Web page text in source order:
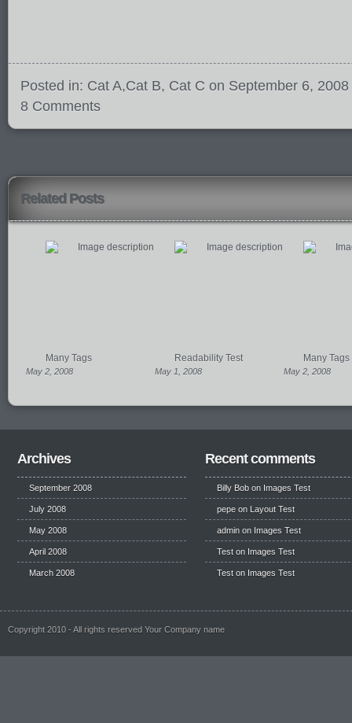
Posted in: Cat A,Cat B, Cat C on September 6, 2008
8 Comments
Related Posts
Many Tags
May 2, 2008
Readability Test
May 1, 2008
Many Tags
May 2, 2008
Archives
September 2008
July 2008
May 2008
April 2008
March 2008
Recent comments
Billy Bob on Images Test
pepe on Layout Test
admin on Images Test
Test on Images Test
Test on Images Test
Copyright 2010 - All rights reserved Your Company name